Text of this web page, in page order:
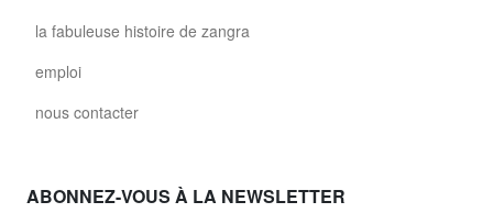
la fabuleuse histoire de zangra
emploi
nous contacter
ABONNEZ-VOUS À LA NEWSLETTER